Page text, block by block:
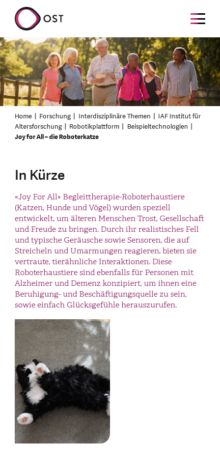
Home Forschung Interdisziplinäre Themen
IAF Institut für
Altersforschung
Robotikplattform
Beispieltechnologien
Joy for All – die Roboterkatze
In Kürze
«Joy For All» Begleittherapie-Roboterhaustiere
(Katzen, Hunde und Vögel) wurden speziell
entwickelt, um älteren Menschen Trost, Gesellschaft
und Freude zu bringen. Durch ihr realistisches Fell
und typische Geräusche sowie Sensoren, die auf
Streicheln und Umarmungen reagieren, bieten sie
vertraute, tierähnliche Interaktionen. Diese
Roboterhaustiere sind ebenfalls für Personen mit
Alzheimer und Demenz konzipiert, um ihnen eine
Beruhigung- und Beschäftigungsquelle zu sein,
sowie einfach Glücksgefühle herauszurufen.